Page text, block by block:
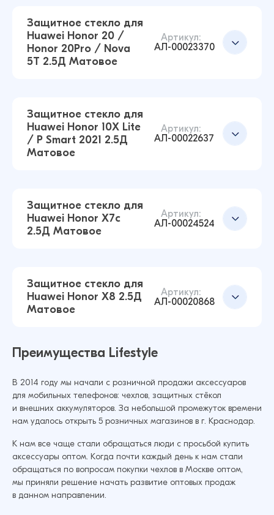
38 ₽38 ₽
Защитное стекло для Huawei Nova Y61 2.5Д
Защитное стекло для Huawei P30 2.5Д
Матовое (Чёрный)
Защитное стекло для
Huawei Honor 20 /
Honor 20Pro / Nova
5T 2.5Д Матовое
Артикул:
АЛ-00023370
Защитное стекло для Huawei Honor 20 /
Защитное стекло для
Huawei Honor 10X Lite
/ P Smart 2021 2.5Д
Матовое
Артикул:
АЛ-00022637
38 ₽38 ₽
Добавить в корзину
Защитное стекло для
Huawei Honor X7c
2.5Д Матовое
Артикул:
АЛ-00024524
Защитное стекло для Huawei Honor X7c 2.5Д
Матовое (Чёрный)
Защитное стекло для
Huawei Honor X8 2.5Д
Матовое
Артикул:
АЛ-00020868
Защитное стекло для Huawei Honor X8 2.5Д
Матовое (Чёрный)
Преимущества Lifestyle
В 2014 году мы начали с розничной продажи аксессуаров
для мобильных телефонов: чехлов, защитных стёкол
и внешних аккумуляторов. За небольшой промежуток времени
нам удалось открыть 5 розничных магазинов в г. Краснодар.
К нам все чаще стали обращаться люди с просьбой купить
аксессуары оптом. Когда почти каждый день к нам стали
обращаться по вопросам покупки чехлов в Москве оптом,
мы приняли решение начать развитие оптовых продаж
в данном направлении.